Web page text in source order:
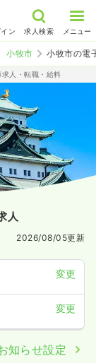
ン 求人検索 メニュー
小牧市 小牧市の電
人・転職・給料
人
2026/08/05更新
変更
変更
知らせ設定